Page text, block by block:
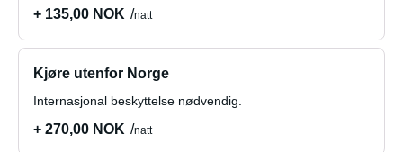
+ 135,00 NOK natt
Kjøre utenfor Norge
Internasjonal beskyttelse nødvendig.
+ 270,00 NOK natt